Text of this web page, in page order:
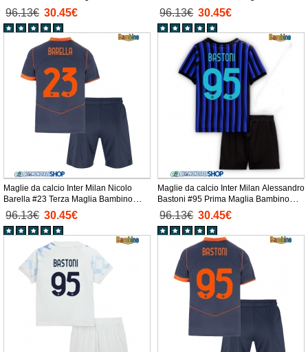
2025-26 Manica Corta + Pantaloni
corti)
96.13€ 30.45€
2025-26 Manica Corta + Pantaloni
corti)
96.13€ 30.45€
Maglie da calcio Inter Milan Nicolo
Barella #23 Terza Maglia Bambino
2025-26 Manica Corta + Pantaloni
corti)
96.13€ 30.45€
Maglie da calcio Inter Milan Alessandro
Bastoni #95 Prima Maglia Bambino
2025-26 Manica Corta + Pantaloni
corti)
96.13€ 30.45€